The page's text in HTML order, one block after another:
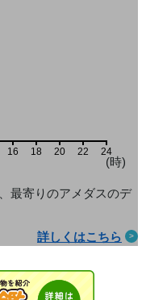
16 18 20 22 24
(時)
最寄りのアメダスのデ
詳しくはこちら